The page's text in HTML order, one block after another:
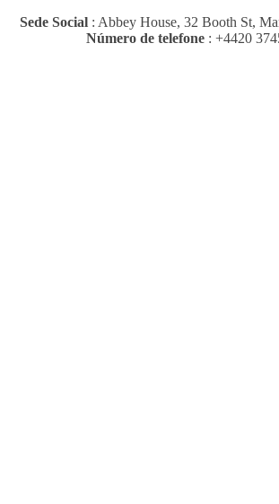
Sede Social: Abbey House, 32 Booth St,
Número de telefone: +4420